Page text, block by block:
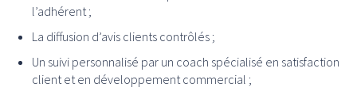
l’adhérent ;
La diffusion d’avis clients contrôlés ;
Un suivi personnalisé par un coach spécialisé en satisfaction
client et en développement commercial ;